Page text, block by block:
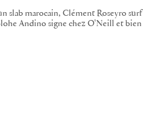
slab marocain, Clément Roseyro surf
Andino signe chez O'Neill et bien